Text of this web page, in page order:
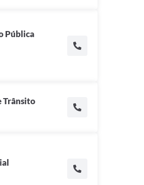
Pública
Trânsito